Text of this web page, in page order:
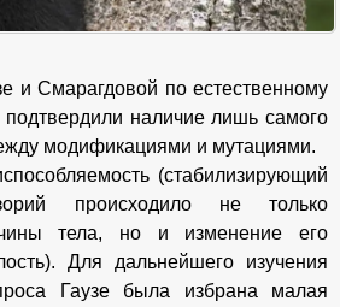
и Смарагдовой по естественному
подтвердили наличие лишь самого
модификациями и мутациями.
(стабилизирующий
происходило не только
тела, но и изменение его
Для дальнейшего изучения
Гаузе была избрана малая